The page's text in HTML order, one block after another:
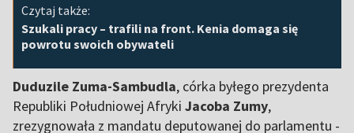
Czytaj także:
Szukali pracy – trafili na front. Kenia domaga się
powrotu swoich obywateli
Duduzile Zuma-Sambudla, córka byłego prezydenta
Republiki Południowej Afryki Jacoba Zumy,
zrezygnowała z mandatu deputowanej do parlamentu -